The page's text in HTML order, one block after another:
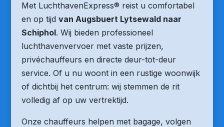
Met LuchthavenExpress® reist u comfortabel
en op tijd van Augsbuert Lytsewald naar
Schiphol. Wij bieden professioneel
luchthavenvervoer met vaste prijzen,
privéchauffeurs en directe deur-tot-deur
service. Of u nu woont in een rustige woonwijk
of dichtbij het centrum: wij stemmen de rit
volledig af op uw vertrektijd.
Onze chauffeurs helpen met bagage, volgen